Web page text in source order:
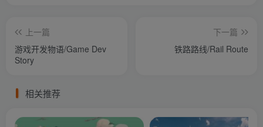
上一篇
游戏开发物语/Game Dev
Story
下一篇
铁路路线/Rail Route
相关推荐